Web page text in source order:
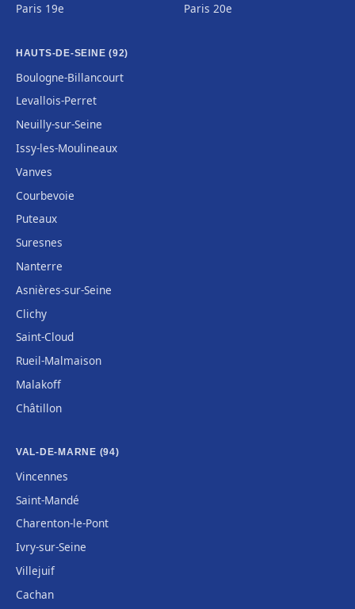
Paris 19e
Paris 20e
HAUTS-DE-SEINE (92)
Boulogne-Billancourt
Levallois-Perret
Neuilly-sur-Seine
Issy-les-Moulineaux
Vanves
Courbevoie
Puteaux
Suresnes
Nanterre
Asnières-sur-Seine
Clichy
Saint-Cloud
Rueil-Malmaison
Malakoff
Châtillon
VAL-DE-MARNE (94)
Vincennes
Saint-Mandé
Charenton-le-Pont
Ivry-sur-Seine
Villejuif
Cachan